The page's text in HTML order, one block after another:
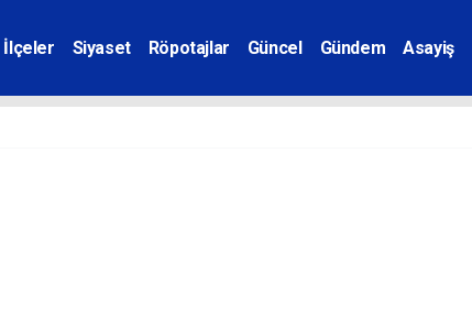
İlçeler Siyaset Röpotajlar Güncel Gündem Asayiş